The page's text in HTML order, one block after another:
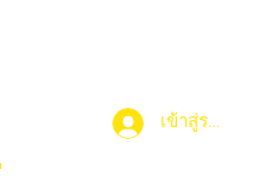
เข้าสู่ระบบ